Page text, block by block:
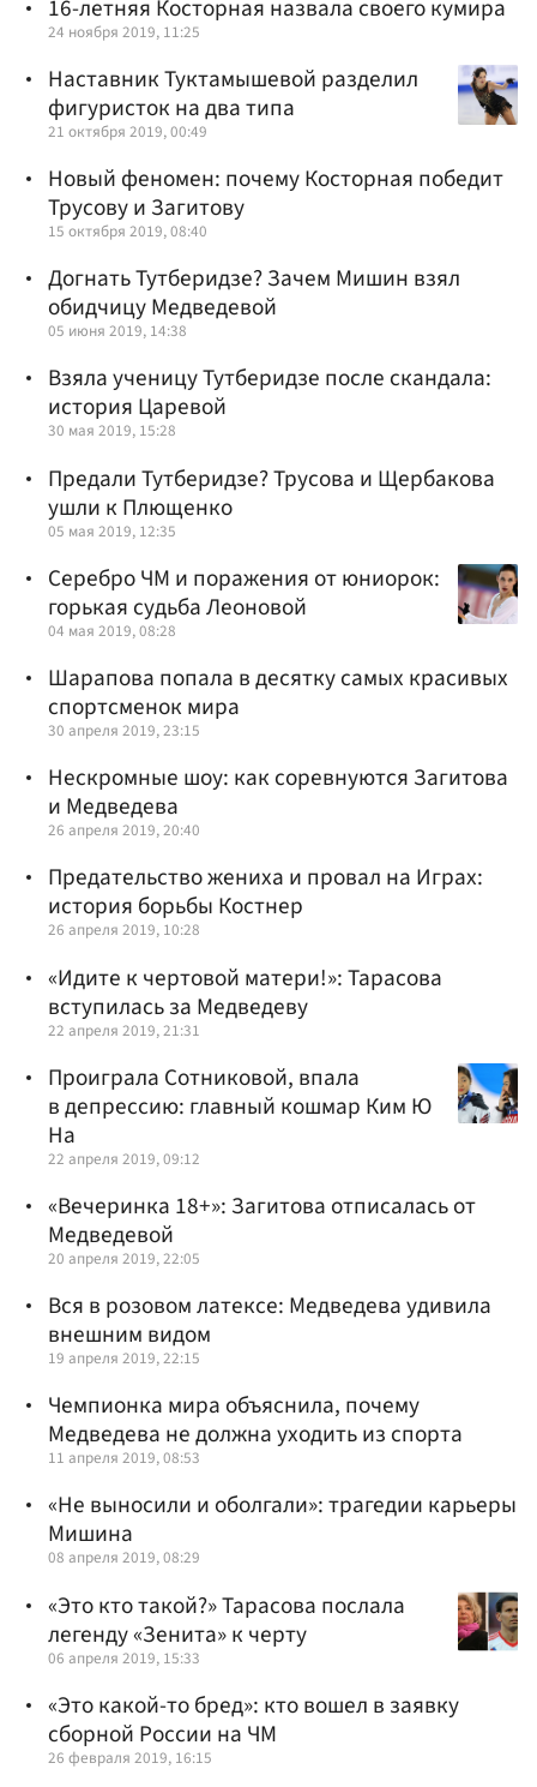
16-летняя Косторная назвала своего кумира
24 ноября 2019, 11:25
Наставник Туктамышевой разделил
фигуристок на два типа
21 октября 2019, 00:49
Новый феномен: почему Косторная победит
Трусову и Загитову
15 октября 2019, 08:40
Догнать Тутберидзе? Зачем Мишин взял
обидчицу Медведевой
05 июня 2019, 14:38
Взяла ученицу Тутберидзе после скандала:
история Царевой
30 мая 2019, 15:28
Предали Тутберидзе? Трусова и Щербакова
ушли к Плющенко
05 мая 2019, 12:35
Серебро ЧМ и поражения от юниорок:
горькая судьба Леоновой
04 мая 2019, 08:28
Шарапова попала в десятку самых красивых
спортсменок мира
30 апреля 2019, 23:15
Нескромные шоу: как соревнуются Загитова
и Медведева
26 апреля 2019, 20:40
Предательство жениха и провал на Играх:
история борьбы Костнер
26 апреля 2019, 10:28
«Идите к чертовой матери!»: Тарасова
вступилась за Медведеву
22 апреля 2019, 21:31
Проиграла Сотниковой, впала
в депрессию: главный кошмар Ким Ю
На
22 апреля 2019, 09:12
«Вечеринка 18+»: Загитова отписалась от
Медведевой
20 апреля 2019, 22:05
Вся в розовом латексе: Медведева удивила
внешним видом
19 апреля 2019, 22:15
Чемпионка мира объяснила, почему
Медведева не должна уходить из спорта
11 апреля 2019, 08:53
«Не выносили и оболгали»: трагедии карьеры
Мишина
08 апреля 2019, 08:29
«Это кто такой?» Тарасова послала
легенду «Зенита» к черту
06 апреля 2019, 15:33
«Это какой-то бред»: кто вошел в заявку
сборной России на ЧМ
26 февраля 2019, 16:15